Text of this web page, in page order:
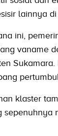
lainnya di
ini,
vaname
klaster
sepenuhnya